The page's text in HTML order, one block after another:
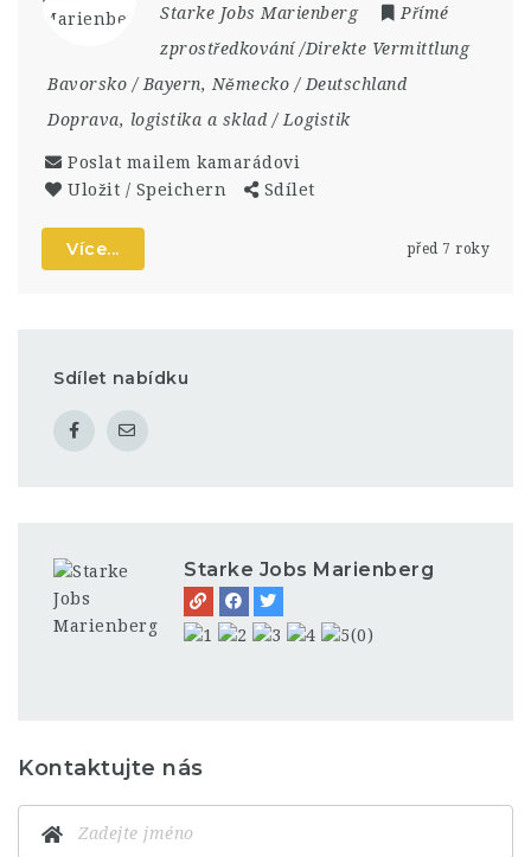
Starke Jobs Marienberg
Přímé
zprostředkování /Direkte Vermittlung
Bavorsko / Bayern, Německo / Deutschland
Doprava, logistika a sklad / Logistik
Poslat mailem kamarádovi
Uložit / Speichern
Sdílet
Více... před 7 roky
Sdílet nabídku
Starke Jobs Marienberg
(0)
Kontaktujte nás